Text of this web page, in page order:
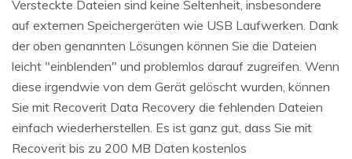
Versteckte Dateien sind keine Seltenheit, insbesondere
auf externen Speichergeräten wie USB Laufwerken. Dank
der oben genannten Lösungen können Sie die Dateien
leicht "einblenden" und problemlos darauf zugreifen. Wenn
diese irgendwie von dem Gerät gelöscht wurden, können
Sie mit Recoverit Data Recovery die fehlenden Dateien
einfach wiederherstellen. Es ist ganz gut, dass Sie mit
Recoverit bis zu 200 MB Daten kostenlos